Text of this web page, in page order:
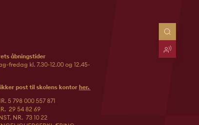
åbningstider
fredag kl. 7.30-12.00 og 12.45-
post til skolens kontorher.
5 798 000 557 871
29 54 82 69
NR. 73 10 22